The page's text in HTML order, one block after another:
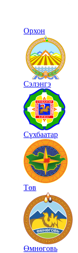
Орхон
Сэлэнгэ
Сүхбаатар
Төв
Өмнөговь